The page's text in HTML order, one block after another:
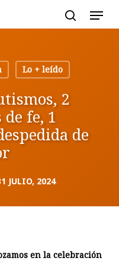
Lo + leído
2
fe, 1
de
JULIO, 2024
en la celebración